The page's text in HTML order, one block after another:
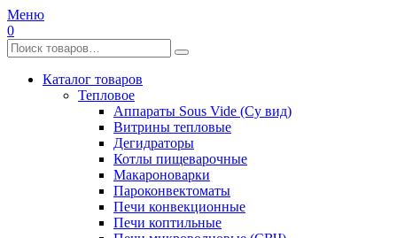
Меню
0
Каталог товаров
Тепловое
Аппараты Sous Vide (Су вид)
Витрины тепловые
Дегидраторы
Котлы пищеварочные
Макароноварки
Пароконвектоматы
Печи конвекционные
Печи коптильные